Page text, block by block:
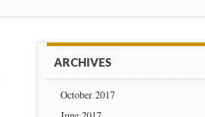
ARCHIVES
October 2017